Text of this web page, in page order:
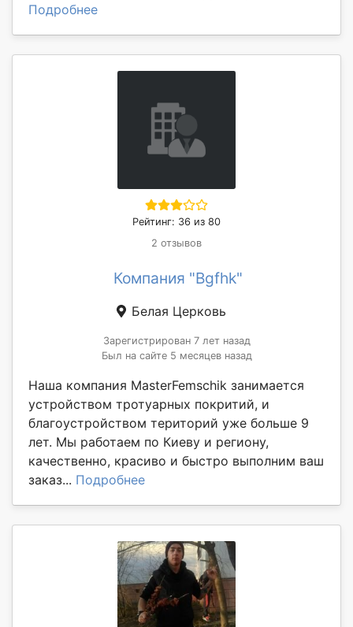
Подробнее
Рейтинг: 36 из 80
2 отзывов
Компания "Bgfhk"
Белая Церковь
Зарегистрирован 7 лет назад
Был на сайте 5 месяцев назад
Наша компания MasterFemschik занимается
устройством тротуарных покритий, и
благоустройством територий уже больше 9
лет. Мы работаем по Киеву и региону,
качественно, красиво и быстро выполним ваш
заказ... Подробнее